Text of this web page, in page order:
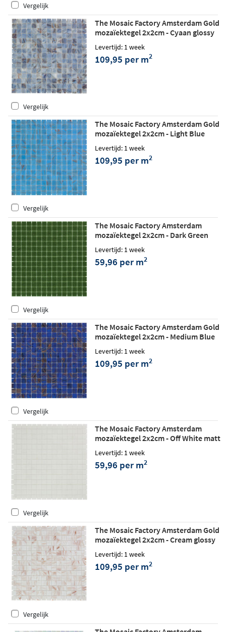
Vergelijk
The Mosaic Factory Amsterdam Gold
mozaïektegel 2x2cm - Cyaan glossy
Levertijd: 1 week
109,95 per m2
Vergelijk
The Mosaic Factory Amsterdam Gold
mozaïektegel 2x2cm - Light Blue
glossy
Levertijd: 1 week
109,95 per m2
Vergelijk
The Mosaic Factory Amsterdam
mozaïektegel 2x2cm - Dark Green
Levertijd: 1 week
59,96 per m2
Vergelijk
The Mosaic Factory Amsterdam Gold
mozaïektegel 2x2cm - Medium Blue
glossy
Levertijd: 1 week
109,95 per m2
Vergelijk
The Mosaic Factory Amsterdam
mozaïektegel 2x2cm - Off White matt
Levertijd: 1 week
59,96 per m2
Vergelijk
The Mosaic Factory Amsterdam Gold
mozaïektegel 2x2cm - Cream glossy
Levertijd: 1 week
109,95 per m2
Vergelijk